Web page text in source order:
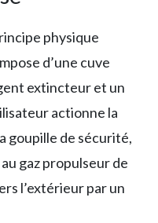
physique
d’une cuve
extincteur et un
actionne la
goupille de sécurité,
gaz propulseur de
l’extérieur par un